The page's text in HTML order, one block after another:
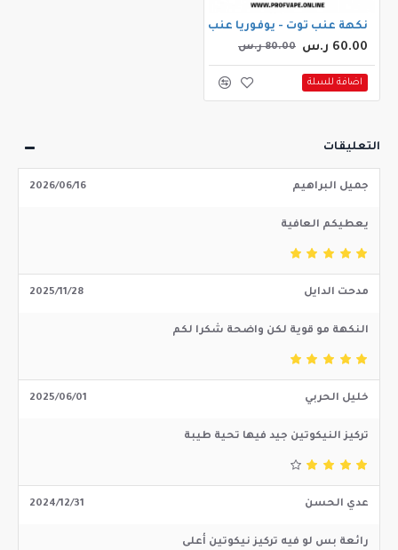
نكهة عنب توت - يوفوريا عنب توت 30مل
60.00 ر.س 80.00 ر.س
اضافة للسلة
التعليقات
جميل البراهيم 2026/06/16
يعطيكم العافية
مدحت الدايل 2025/11/28
النكهة مو قوية لكن واضحة شكرا لكم
خليل الحربي 2025/06/01
تركيز النيكوتين جيد فيها تحية طيبة
عدي الحسن 2024/12/31
رائعة بس لو فيه تركيز نيكوتين أعلى